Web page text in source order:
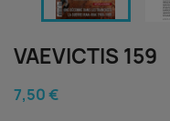
VAEVICTIS 159
7,50 €